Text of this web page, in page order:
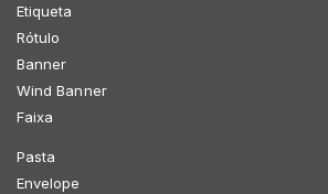
Etiqueta
Rótulo
Banner
Wind Banner
Faixa
Pasta
Envelope